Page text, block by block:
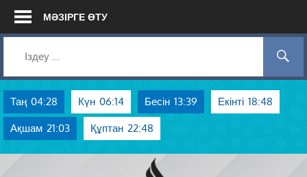
Skip
МӘЗІРГЕ ӨТУ
Таң 04:28 Күн 06:14 Бесін 13:39 Екінті 18:48
Ақшам 21:03 Құптан 22:48